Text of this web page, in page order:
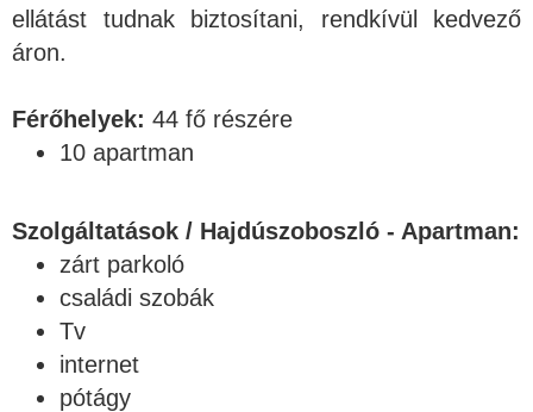
ellátást tudnak biztosítani, rendkívül kedvező
áron.
Férőhelyek: 44 fő részére
10 apartman
Szolgáltatások / Hajdúszoboszló - Apartman:
zárt parkoló
családi szobák
Tv
internet
pótágy